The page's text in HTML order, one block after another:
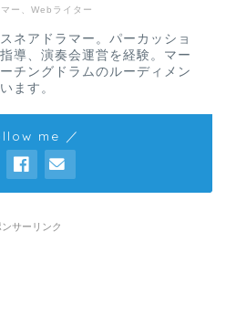
ー、Webライター
ネアドラマー。パーカッショ
導、演奏会運営を経験。マー
チングドラムのルーディメン
ます。
me ／
ンサーリンク